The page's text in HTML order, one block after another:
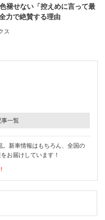
褪せない「控えめに言って最
力で絶賛する理由
ス
事一覧
新車情報はもちろん、全国の
お届けしています！